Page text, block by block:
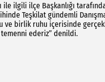
ile ilgili ilçe Başkanlığı
Teşkilat gündemli
ve birlik ruhu içerisinde
temenni ederiz” denildi.